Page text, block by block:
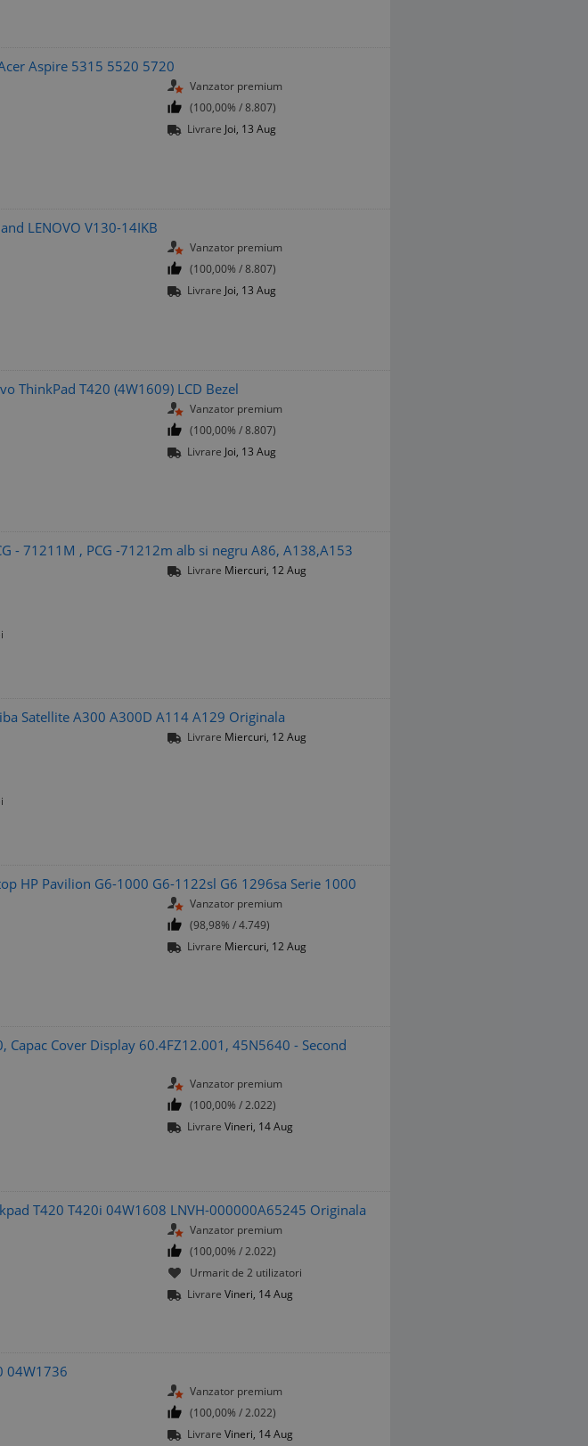
Aspire 5315 5520 5720
Vanzator premium
(100,00% / 8.807)
Livrare Joi, 13 Aug
LENOVO V130-14IKB
Vanzator premium
(100,00% / 8.807)
Livrare Joi, 13 Aug
ThinkPad T420 (4W1609) LCD Bezel
Vanzator premium
(100,00% / 8.807)
Livrare Joi, 13 Aug
- 71211M , PCG -71212m alb si negru A86, A138,A153
Livrare Miercuri, 12 Aug
Satellite A300 A300D A114 A129 Originala
Livrare Miercuri, 12 Aug
HP Pavilion G6-1000 G6-1122sl G6 1296sa Serie 1000
Vanzator premium
(98,98% / 4.749)
Livrare Miercuri, 12 Aug
Capac Cover Display 60.4FZ12.001, 45N5640 - Second
Vanzator premium
(100,00% / 2.022)
Livrare Vineri, 14 Aug
T420 T420i 04W1608 LNVH-000000A65245 Originala
Vanzator premium
(100,00% / 2.022)
Urmarit de 2 utilizatori
Livrare Vineri, 14 Aug
04W1736
Vanzator premium
(100,00% / 2.022)
Livrare Vineri, 14 Aug